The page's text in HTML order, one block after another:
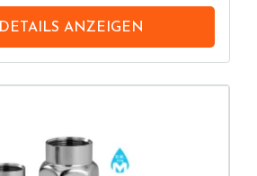
DETAILS ANZEIGEN